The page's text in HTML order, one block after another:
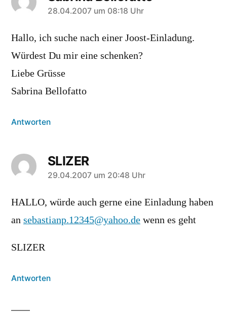
sagt:
28.04.2007 um 08:18 Uhr
Hallo, ich suche nach einer Joost-Einladung.
Würdest Du mir eine schenken?
Liebe Grüsse
Sabrina Bellofatto
Antworten
SLIZER
sagt:
29.04.2007 um 20:48 Uhr
HALLO, würde auch gerne eine Einladung haben
an sebastianp.12345@yahoo.de wenn es geht
SLIZER
Antworten